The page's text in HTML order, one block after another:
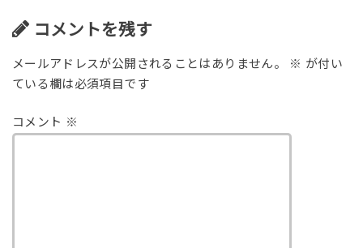
コメントを残す
メールアドレスが公開されることはありません。 ※ が付い
ている欄は必須項目です
コメント ※